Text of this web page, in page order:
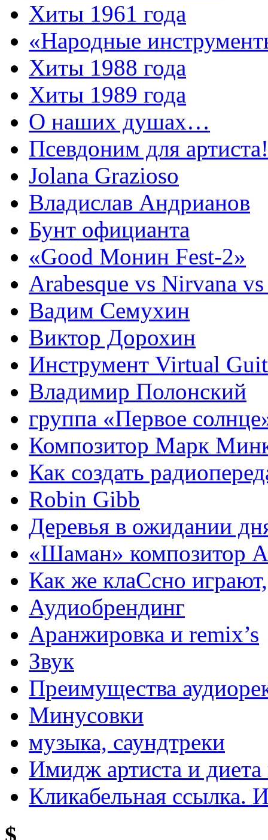
Хиты 1961 года
«Народные
Хиты 1988 года
Хиты 1989 года
О наших душах…
Псевдоним для артиста!
Jolana Grazioso
Владислав Андрианов
Бунт официанта
«Good Монин Fest-2»
Arabesque vs Nirvana
Вадим Семухин
Виктор Дорохин
Инструмент Virtual
Владимир Полонский
группа «Первое
Композитор Марк
Как создать
Robin Gibb
Деревья в ожидании
«Шаман» композитор
Как же клаСсно
Аудиобрендинг
Аранжировка и remix’s
Звук
Преимущества
Минусовки
музыка, саундтреки
Имидж артиста и
Кликабельная ссылка.